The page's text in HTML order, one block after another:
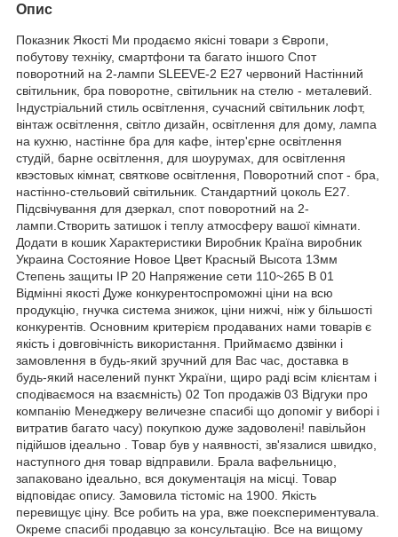
Опис
Показник Якості Ми продаємо якісні товари з Європи,
побутову техніку, смартфони та багато іншого Спот
поворотний на 2-лампи SLEEVE-2 E27 червоний Настінний
світильник, бра поворотне, світильник на стелю - металевий.
Індустріальний стиль освітлення, сучасний світильник лофт,
вінтаж освітлення, світло дизайн, освітлення для дому, лампа
на кухню, настінне бра для кафе, інтер'єрне освітлення
студій, барне освітлення, для шоурумах, для освітлення
квэстовых кімнат, святкове освітлення, Поворотний спот - бра,
настінно-стельовий світильник. Стандартний цоколь Е27.
Підсвічування для дзеркал, спот поворотний на 2-
лампи.Створить затишок і теплу атмосферу вашої кімнати.
Додати в кошик Характеристики Виробник Країна виробник
Украина Состояние Новое Цвет Красный Высота 13мм
Степень защиты IP 20 Напряжение сети 110~265 В 01
Відмінні якості Дуже конкурентоспроможні ціни на всю
продукцію, гнучка система знижок, ціни нижчі, ніж у більшості
конкурентів. Основним критерієм продаваних нами товарів є
якість і довговічність використання. Приймаємо дзвінки і
замовлення в будь-який зручний для Вас час, доставка в
будь-який населений пункт України, щиро раді всім клієнтам і
сподіваємося на взаємність) 02 Топ продажів 03 Відгуки про
компанію Менеджеру величезне спасибі що допоміг у виборі і
витратив багато часу) покупкою дуже задоволені! павільйон
підійшов ідеально . Товар був у наявності, зв'язалися швидко,
наступного дня товар відправили. Брала вафельницю,
запаковано ідеально, вся документація на місці. Товар
відповідає опису. Замовила тістоміс на 1900. Якість
перевищує ціну. Все робить на ура, вже поекспериментувала.
Окреме спасибі продавцю за консультацію. Все на вищому